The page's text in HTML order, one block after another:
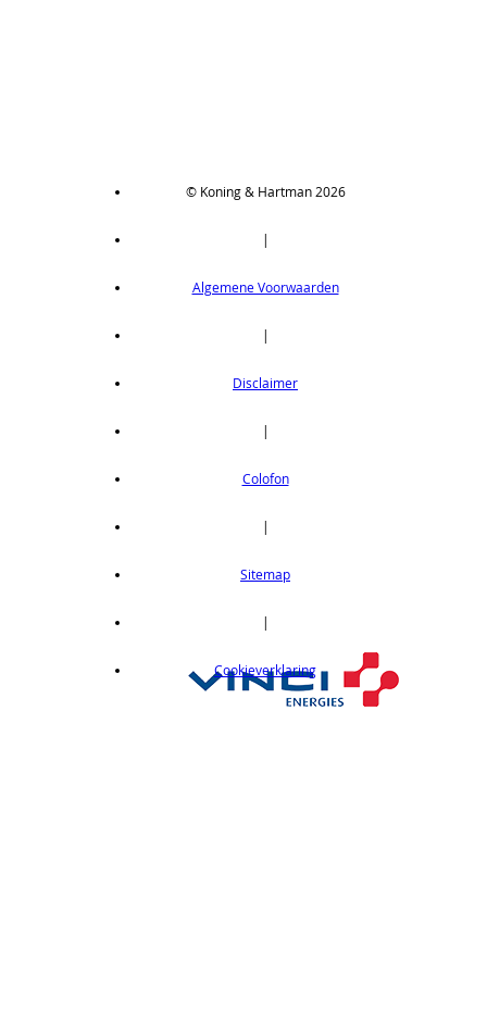
© Koning & Hartman 2026
|
Algemene Voorwaarden
|
Disclaimer
|
Colofon
|
Sitemap
|
Cookieverklaring